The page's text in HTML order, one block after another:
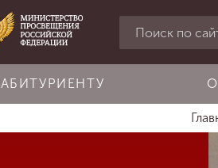
АБИТУРИЕНТУ